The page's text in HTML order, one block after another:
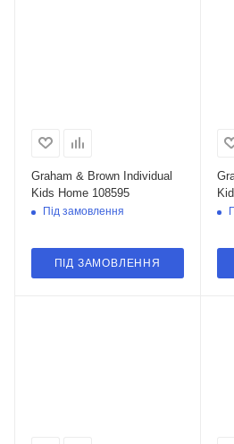
Graham & Brown Individual
Kids Home 108595
Під замовлення
ПІД ЗАМОВЛЕННЯ